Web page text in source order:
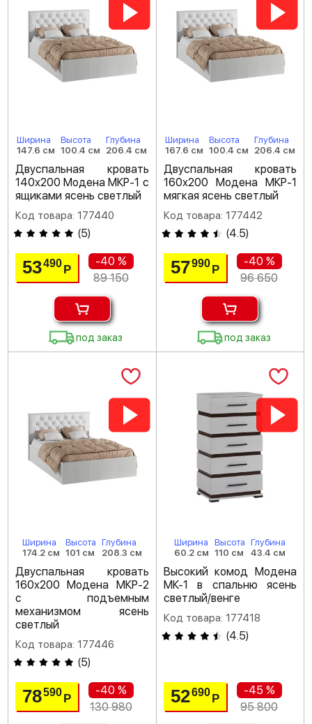
Ширина
147.6 см
Высота
100.4 см
Глубина
206.4 см
Двуспальная кровать
140х200 Модена МКР-1 с
ящиками ясень светлый
Код товара: 177440
(5)
53490Р
-40 %
89 150
под заказ
Ширина
167.6 см
Высота
100.4 см
Глубина
206.4 см
Двуспальная кровать
160х200 Модена МКР-1
мягкая ясень светлый
Код товара: 177442
(4.5)
57990 Р
-40 %
96 650
под заказ
Ширина
174.2 см
Высота
101 см
Глубина
208.3 см
Двуспальная кровать
160х200 Модена МКР-2
с подъемным
механизмом ясень
светлый
Код товара: 177446
(5)
78590Р
-40 %
130 980
Ширина
60.2 см
Высота
110 см
Глубина
43.4 см
Высокий комод Модена
МК-1 в спальню ясень
светлый/венге
Код товара: 177418
(4.5)
52690 Р
-45 %
95 800